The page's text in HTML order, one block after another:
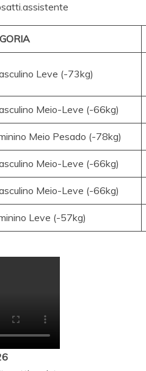
Leve (-73kg)
Meio-Leve (-66kg)
Meio Pesado (-78kg)
Meio-Leve (-66kg)
Meio-Leve (-66kg)
Leve (-57kg)